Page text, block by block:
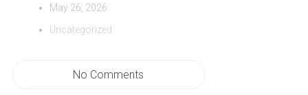
May 26, 2026
Uncategorized
No Comments